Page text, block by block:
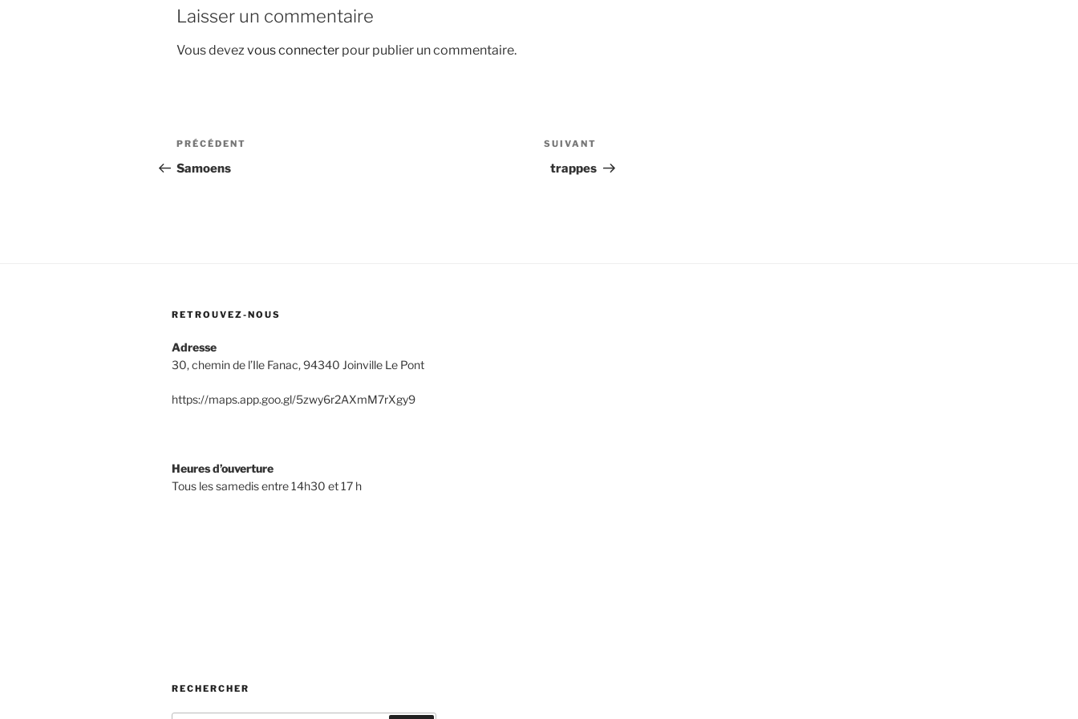
Laisser un commentaire
Vous devezvous connecter pour publier un commentaire.
Navigation
de
Article
précédent
PRÉCÉDENT
Samoens
suivant
SUIVANT
trappes
RETROUVEZ-NOUS
Adresse
30, chemin de l’Ile Fanac, 94340 Joinville Le Pont
https://maps.app.goo.gl/5zwy6r2AXmM7rXgy9
Heures d’ouverture
Tous les samedis entre 14h30 et 17 h
RECHERCHER